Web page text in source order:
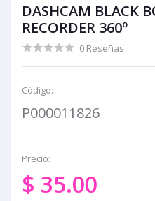
DASHCAM BLACK
RECORDER 360º
0 Reseñas
Código:
P000011826
Precio:
$ 35.00